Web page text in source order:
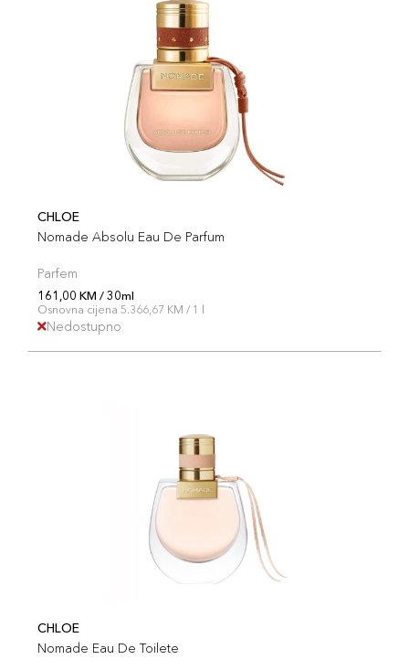
CHLOE
Nomade Absolu Eau De Parfum
Parfem
161,00 KM / 30ml
Osnovna cijena 5.366,67 KM / 1 l
Nedostupno
CHLOE
Nomade Eau De Toilete